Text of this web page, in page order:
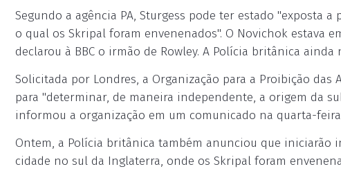
Segundo a agência PA, Sturgess pode ter estado "exposta
o qual os Skripal foram envenenados". O Novichok estava
declarou à BBC o irmão de Rowley. A Polícia britânica
Solicitada por Londres, a Organização para a Proibição
para "determinar, de maneira independente, a origem da
informou a organização em um comunicado na quarta-
Ontem, a Polícia britânica também anunciou que iniciarão
cidade no sul da Inglaterra, onde os Skripal foram